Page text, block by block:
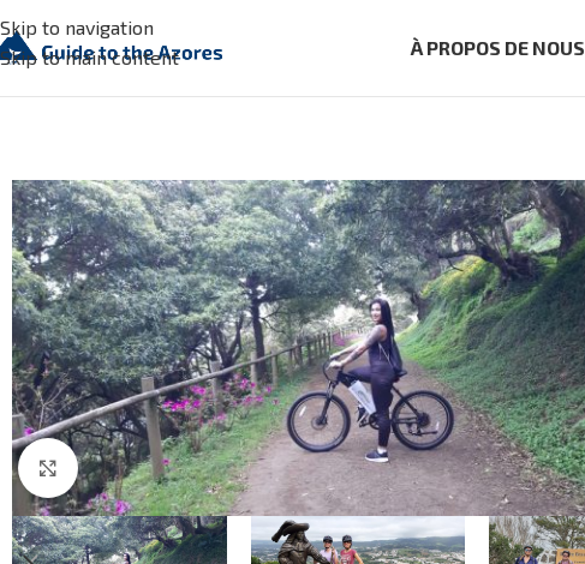
Skip to navigation
Skip to main content
À PROPOS DE NOUS
Click to enlarge